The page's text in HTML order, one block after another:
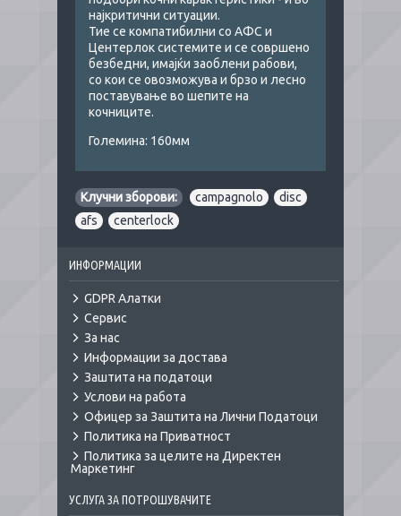
најкритични ситуации.
Тие се компатибилни со АФС и
Центерлок системите и се совршено
безбедни, имајќи заоблени рабови,
со кои се овозможува и брзо и лесно
поставување во шепите на
кочниците.
Големина: 160мм
Клучни зборови: campagnolo disc
afs
centerlock
ИНФОРМАЦИИ
GDPR Алатки
Сервис
За нас
Информации за достава
Заштита на податоци
Услови на работа
Офицер за Заштита на Лични Податоци
Политика на Приватност
Политика за целите на Директен
Маркетинг
УСЛУГА ЗА ПОТРОШУВАЧИТЕ